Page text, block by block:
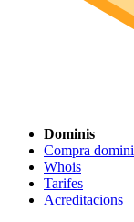
Dominis
Compra domini
Whois
Tarifes
Acreditacions